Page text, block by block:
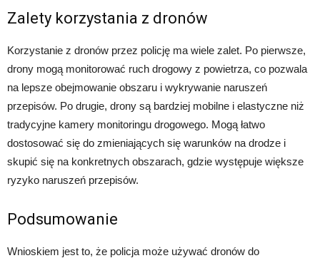
Zalety korzystania z dronów
Korzystanie z dronów przez policję ma wiele zalet. Po pierwsze,
drony mogą monitorować ruch drogowy z powietrza, co pozwala
na lepsze obejmowanie obszaru i wykrywanie naruszeń
przepisów. Po drugie, drony są bardziej mobilne i elastyczne niż
tradycyjne kamery monitoringu drogowego. Mogą łatwo
dostosować się do zmieniających się warunków na drodze i
skupić się na konkretnych obszarach, gdzie występuje większe
ryzyko naruszeń przepisów.
Podsumowanie
Wnioskiem jest to, że policja może używać dronów do